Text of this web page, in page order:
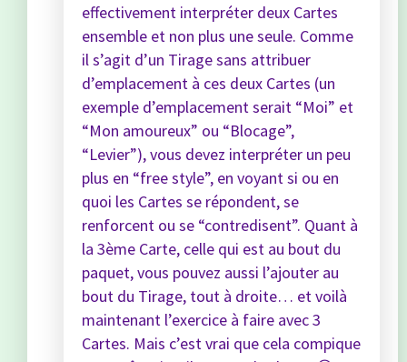
effectivement interpréter deux Cartes
ensemble et non plus une seule. Comme
il s’agit d’un Tirage sans attribuer
d’emplacement à ces deux Cartes (un
exemple d’emplacement serait “Moi” et
“Mon amoureux” ou “Blocage”,
“Levier”), vous devez interpréter un peu
plus en “free style”, en voyant si ou en
quoi les Cartes se répondent, se
renforcent ou se “contredisent”. Quant à
la 3ème Carte, celle qui est au bout du
paquet, vous pouvez aussi l’ajouter au
bout du Tirage, tout à droite… et voilà
maintenant l’exercice à faire avec 3
Cartes. Mais c’est vrai que cela compique